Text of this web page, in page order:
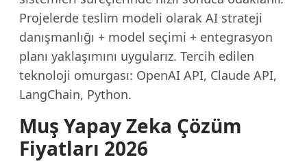
Projelerde teslim modeli olarak AI strateji
danışmanlığı + model seçimi + entegrasyon
planı yaklaşımını uygularız. Tercih edilen
teknoloji omurgası: OpenAI API, Claude API,
LangChain, Python.
Muş Yapay Zeka Çözüm
Fiyatları 2026